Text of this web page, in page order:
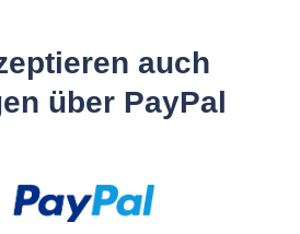
auch
über PayPal